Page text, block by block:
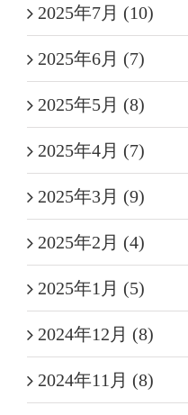
2025年7月 (10)
2025年6月 (7)
2025年5月 (8)
2025年4月 (7)
2025年3月 (9)
2025年2月 (4)
2025年1月 (5)
2024年12月 (8)
2024年11月 (8)